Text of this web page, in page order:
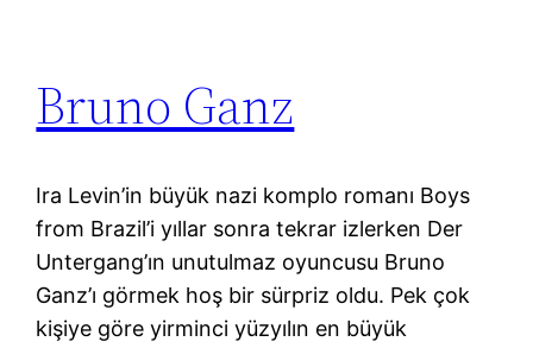
Bruno Ganz
Ira Levin’in büyük nazi komplo romanı Boys
from Brazil’i yıllar sonra tekrar izlerken Der
Untergang’ın unutulmaz oyuncusu Bruno
Ganz’ı görmek hoş bir sürpriz oldu. Pek çok
kişiye göre yirminci yüzyılın en büyük